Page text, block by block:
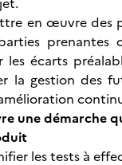
en œuvre des
prenantes
les écarts
la gestion des
une démarche
les tests à